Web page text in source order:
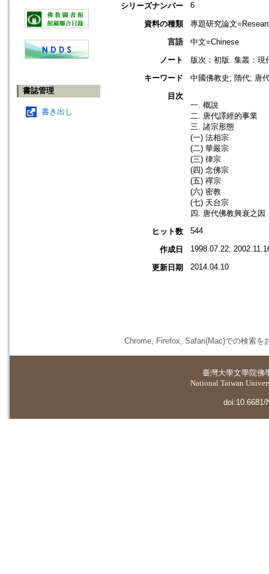
書誌管理
書き出し
シリーズナンバー
6
資料の種類
專題研究論文
言語
中文=Chinese
ノート
版次：初版. 集叢：
キーワード
中國佛教史; 隋代; 唐
目次
一. 概說
二. 唐代譯經的事業
三. 諸宗形態
(一) 法相宗
(二) 華嚴宗
(三) 律宗
(四) 念佛宗
(五) 禪宗
(六) 密教
(七) 天台宗
四. 唐代佛教興衰之因
ヒット数
544
作成日 1998.07.22;
更新日期 2014.04.10
Chrome, Firefox, Safari(Mac)での検索を
臺灣大學文學院佛
National Taiwan
doi:10.6681/